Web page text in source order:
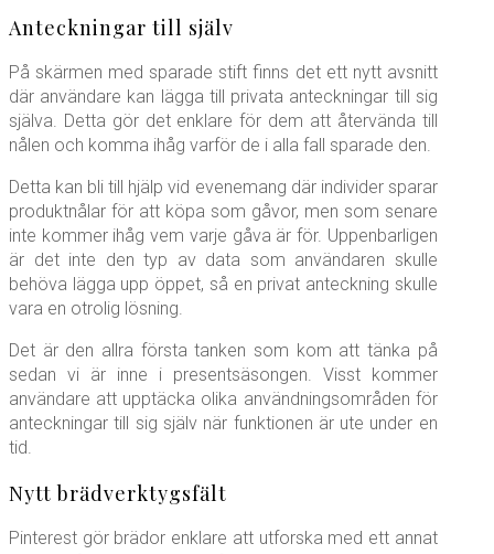
Anteckningar till själv
På skärmen med sparade stift finns det ett nytt avsnitt
där användare kan lägga till privata anteckningar till sig
själva. Detta gör det enklare för dem att återvända till
nålen och komma ihåg varför de i alla fall sparade den.
Detta kan bli till hjälp vid evenemang där individer sparar
produktnålar för att köpa som gåvor, men som senare
inte kommer ihåg vem varje gåva är för. Uppenbarligen
är det inte den typ av data som användaren skulle
behöva lägga upp öppet, så en privat anteckning skulle
vara en otrolig lösning.
Det är den allra första tanken som kom att tänka på
sedan vi är inne i presentsäsongen. Visst kommer
användare att upptäcka olika användningsområden för
anteckningar till sig själv när funktionen är ute under en
tid.
Nytt brädverktygsfält
Pinterest gör brädor enklare att utforska med ett annat